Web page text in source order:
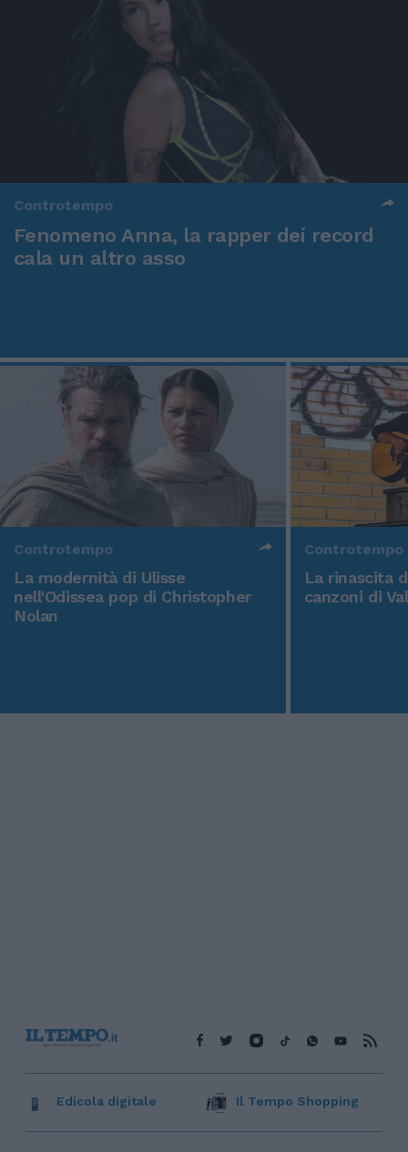
Controtempo
Fenomeno Anna, la rapper dei record
cala un altro asso
Controtempo
La modernità di Ulisse
nell'Odissea pop di Christopher
Nolan
Controtempo
La rinascita
canzoni di
Edicola digitale Il Tempo Shopping